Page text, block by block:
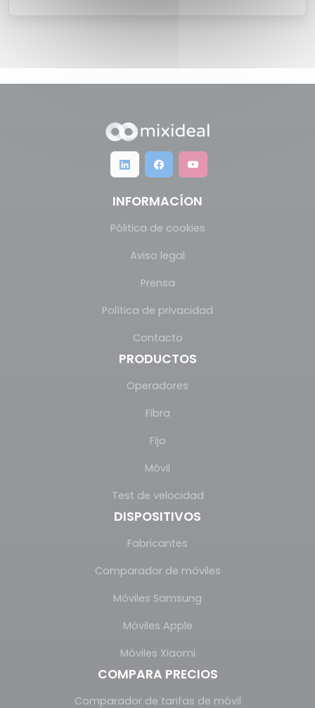
INFORMACÍON
Pólitica de cookies
Aviso legal
Prensa
Política de privacidad
Contacto
PRODUCTOS
Operadores
Fibra
Fijo
Móvil
Test de velocidad
DISPOSITIVOS
Fabricantes
Comparador de móviles
Móviles Samsung
Móviles Apple
Móviles Xiaomi
COMPARA PRECIOS
Comparador de tarifas de móvil